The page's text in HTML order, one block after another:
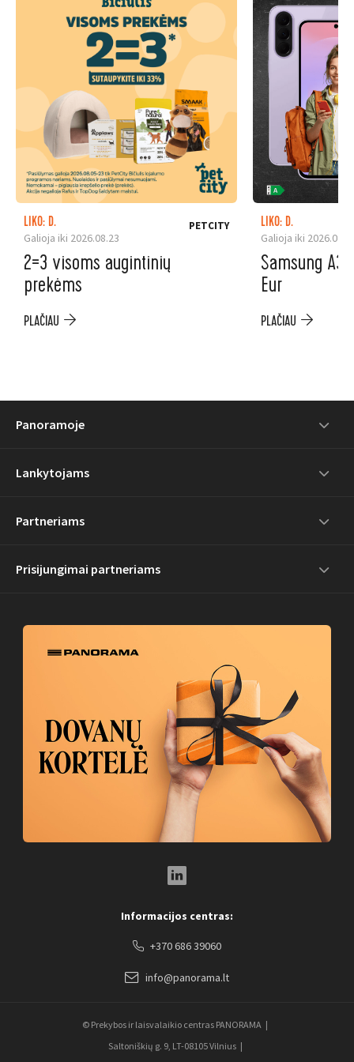
LIKO: D.
Galioja iki 2026.08.23
PETCITY
2=3 visoms augintinių
prekėms
PLAČIAU
LIKO: D.
Galioja iki
Samsung
Eur
PLAČIAU
Panoramoje
Lankytojams
Partneriams
Prisijungimai partneriams
Informacijos centras:
+370 686 39060
info@panorama.lt
© Prekybos ir laisvalaikio centras PANORAMA
Saltoniškių g. 9, LT-08105 Vilnius